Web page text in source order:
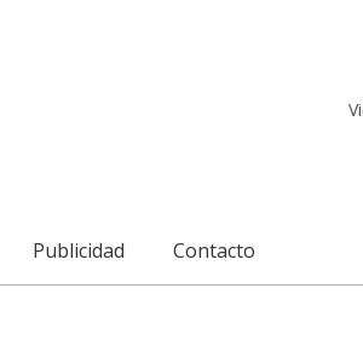
Publicidad Contacto